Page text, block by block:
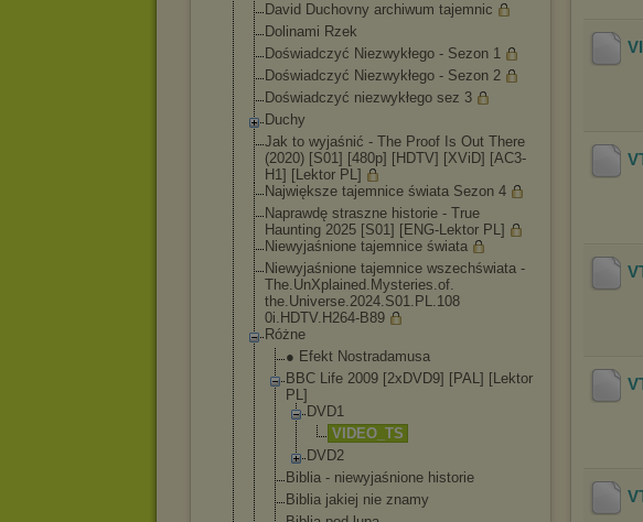
David Duchovny archiwum tajemnic
Dolinami Rzek
Doświadczyć Niezwykłego - Sezon 1
Doświadczyć Niezwykłego - Sezon 2
Doświadczyć niezwykłego sez 3
Duchy
Jak to wyjaśnić - The Proof Is Out There
(2020) [S01] [480p] [HDTV] [XViD] [AC3-
H1] [Lektor PL]
Największe tajemnice świata Sezon 4
Naprawdę straszne historie - True
Haunting 2025 [S01] [ENG-Lektor PL]
Niewyjaśnione tajemnice świata
Niewyjaśnione tajemnice wszechświata -
The.UnXplained .Mysteries.of.
the.Universe.2024.S01.PL.108
0i.HDTV.H264-B89
Różne
● Efekt Nostradamusa
BBC Life 2009 [2xDVD9] [PAL] [Lektor
PL]
DVD1
VIDEO _TS
DVD2
Biblia - niewyjaśnione historie
Biblia jakiej nie znamy